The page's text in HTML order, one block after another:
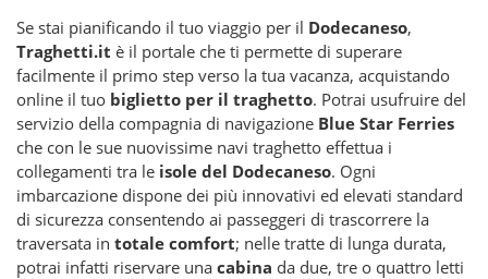
Se stai pianificando il tuo viaggio per il Dodecaneso,
Traghetti.it è il portale che ti permette di superare
facilmente il primo step verso la tua vacanza, acquistando
online il tuo biglietto per il traghetto. Potrai usufruire del
servizio della compagnia di navigazione Blue Star Ferries
che con le sue nuovissime navi traghetto effettua i
collegamenti tra le isole del Dodecaneso. Ogni
imbarcazione dispone dei più innovativi ed elevati standard
di sicurezza consentendo ai passeggeri di trascorrere la
traversata in totale comfort; nelle tratte di lunga durata,
potrai infatti riservare una cabina da due, tre o quattro letti